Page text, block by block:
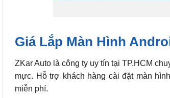
Giá Lắp Màn Hình
ZKar Auto là công ty uy tín tại TP.HCM
mực. Hỗ trợ khách hàng cài đặt màn
miễn phí.